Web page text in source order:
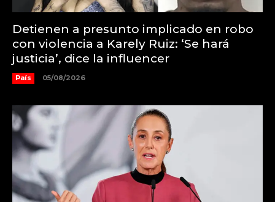
Detienen a presunto implicado en robo
con violencia a Karely Ruiz: ‘Se hará
justicia’, dice la influencer
País 05/08/2026